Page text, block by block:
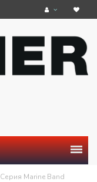
Серия Marine Band